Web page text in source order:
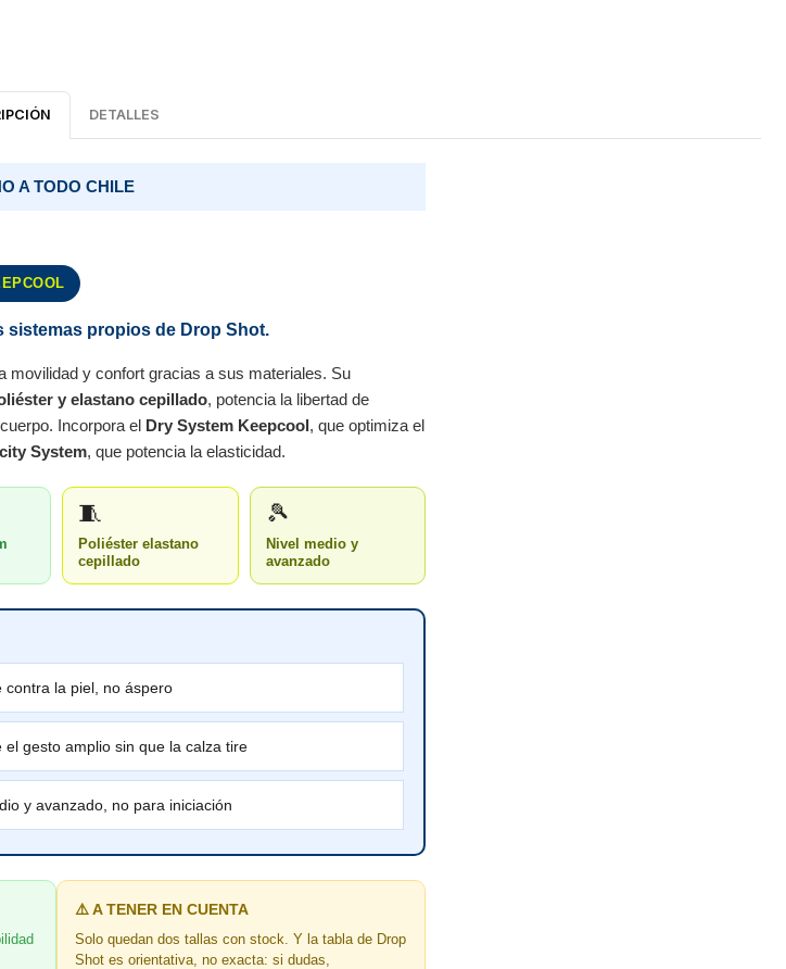
DETALLES
A TODO CHILE
sistemas propios de Drop Shot.
movilidad y confort gracias a sus materiales. Su
y elastano cepillado, potencia la libertad de
Incorpora el Dry System Keepcool, que optimiza el
System, que potencia la elasticidad.
🧵
Poliéster elastano
cepillado
🎾
Nivel medio y
avanzado
la piel, no áspero
gesto amplio sin que la calza tire
y avanzado, no para iniciación
⚠️ A TENER EN CUENTA
Solo quedan dos tallas con stock. Y la tabla de Drop
Shot es orientativa, no exacta: si dudas,